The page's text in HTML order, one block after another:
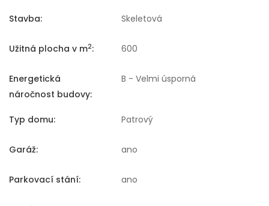
Stavba: Skeletová
Užitná plocha v m2: 600
Energetická
náročnost budovy:
B - Velmi úsporná
Typ domu: Patrový
Garáž: ano
Parkovací stání: ano